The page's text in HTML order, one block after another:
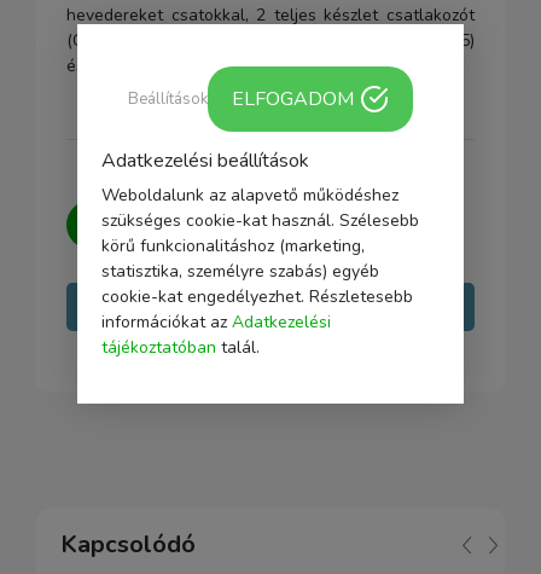
hevedereket csatokkal, 2 teljes készlet csatlakozót
(CR-3), 2 db Lock Star-t, 2 db rögzítőelemet (FR-5)
és egy poliészter porzsákot.
Kérdésed van?Írj nekünk, igyekszünk
minden kérdésedre választ adni.
Írj nekünk
Kapcsolódó
Adatkezelési beállítások
Weboldalunk az alapvető működéshez
szükséges cookie-kat használ. Szélesebb
körű funkcionalitáshoz (marketing,
statisztika, személyre szabás) egyéb
cookie-kat engedélyezhet. Részletesebb
információkat az Adatkezelési
tájékoztatóban talál.
Beállítások ELFOGADOM